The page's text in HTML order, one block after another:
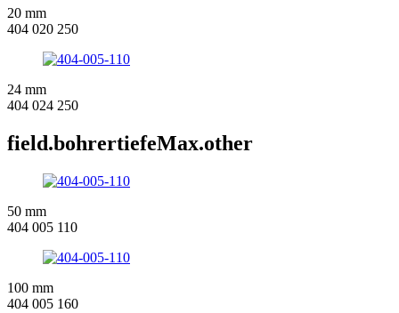
20 mm
404 020 250
24 mm
404 024 250
field.bohrertiefeMax.other
50 mm
404 005 110
100 mm
404 005 160